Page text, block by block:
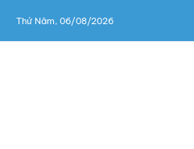
Thứ Năm, 06/08/2026